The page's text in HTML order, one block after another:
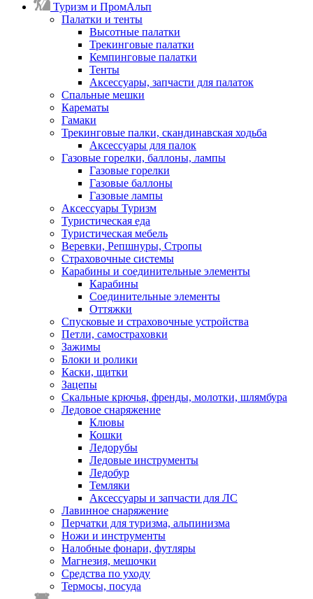
Туризм и ПромАльп
Палатки и тенты
Высотные палатки
Трекинговые палатки
Кемпинговые палатки
Тенты
Аксессуары, запчасти для палаток
Спальные мешки
Карематы
Гамаки
Трекинговые палки, скандинавская ходьба
Аксессуары для палок
Газовые горелки, баллоны, лампы
Газовые горелки
Газовые баллоны
Газовые лампы
Аксессуары Туризм
Туристическая еда
Туристическая мебель
Веревки, Репшнуры, Стропы
Страховочные системы
Карабины и соединительные элементы
Карабины
Соединительные элементы
Оттяжки
Спусковые и страховочные устройства
Петли, самостраховки
Зажимы
Блоки и ролики
Каски, щитки
Зацепы
Скальные крючья, френды, молотки, шлямбура
Ледовое снаряжение
Клювы
Кошки
Ледорубы
Ледовые инструменты
Ледобур
Темляки
Аксессуары и запчасти для ЛС
Лавинное снаряжение
Перчатки для туризма, альпинизма
Ножи и инструменты
Налобные фонари, футляры
Магнезия, мешочки
Средства по уходу
Термосы, посуда